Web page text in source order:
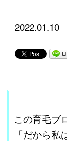
2022.01.10
この育毛ブ
「だから私